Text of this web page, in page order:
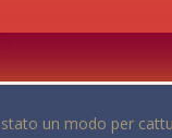
un modo per